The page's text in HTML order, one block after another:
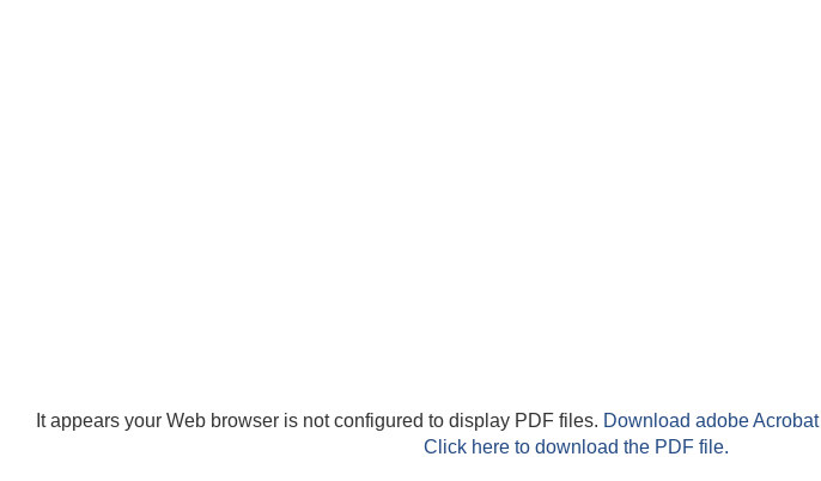
It appears your Web browser is not configured to display PDF files. Download adobe Acrobat
Click here to download the PDF file.